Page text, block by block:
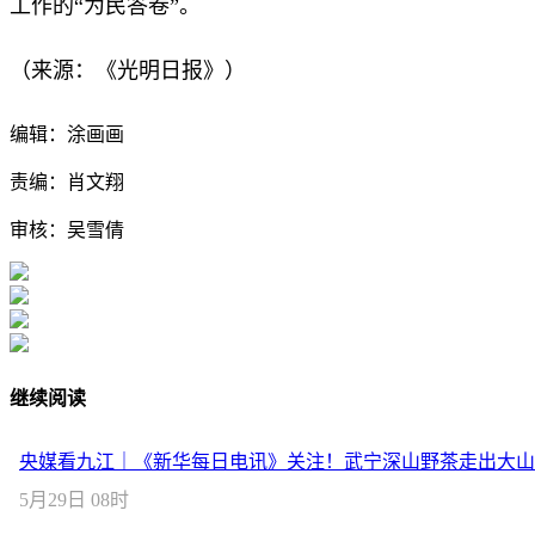
工作的“为民答卷”。
（来源：《光明日报》）
编辑：涂画画
责编：肖文翔
审核：吴雪倩
继续阅读
央媒看九江｜《新华每日电讯》关注！武宁深山野茶走出大
5月29日 08时